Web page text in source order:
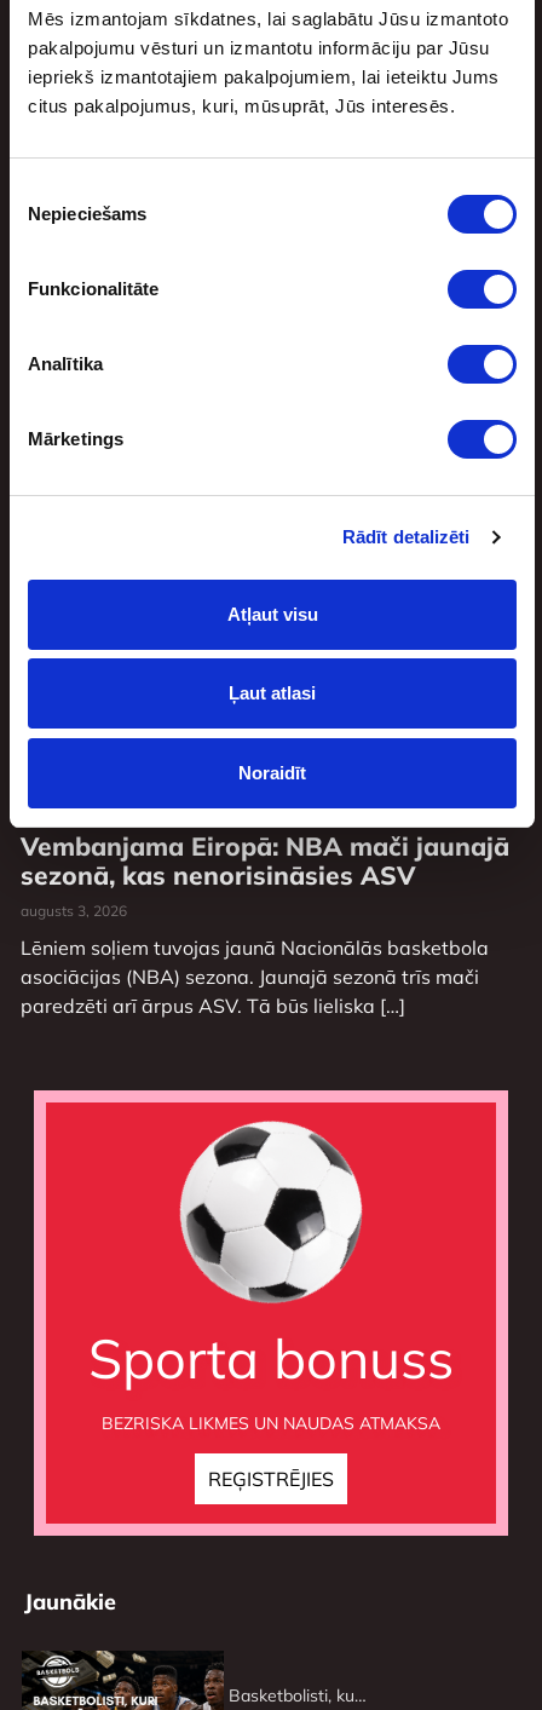
Mēs izmantojam sīkdatnes, lai saglabātu Jūsu izmantoto
pakalpojumu vēsturi un izmantotu informāciju par Jūsu
iepriekš izmantotajiem pakalpojumiem, lai ieteiktu Jums
citus pakalpojumus, kuri, mūsuprāt, Jūs interesēs.
izvēle
Nepieciešams
Funkcionalitāte
Analītika
Mārketings
Rādīt detalizēti
Atļaut visu
Ļaut atlasi
Noraidīt
līgumiem un pie tādiem vairs netika
augusts 4, 2026
Basketbols ir viens no vislabāk apmaksātajiem sporta
vien tiek piedāvāti brangi līgumi. Lai vai […]
futbola klubs kvalificējies ČL otrajai
Eirokausu sezonu futbolā turpina Latvijas vadošā
Vembanjama Eiropā: NBA mači jaunajā
sezonā, kas nenorisināsies ASV
augusts 3, 2026
Lēniem soļiem tuvojas jaunā Nacionālās basketbola
asociācijas (NBA) sezona. Jaunajā sezonā trīs mači
paredzēti arī ārpus ASV. Tā būs lieliska […]
Sporta bonuss
BEZRISKA LIKMES UN NAUDAS ATMAKSA
Jaunākie
Basketbolisti, kuri atteicās no brangiem līgumiem un pie tādiem vairs netika